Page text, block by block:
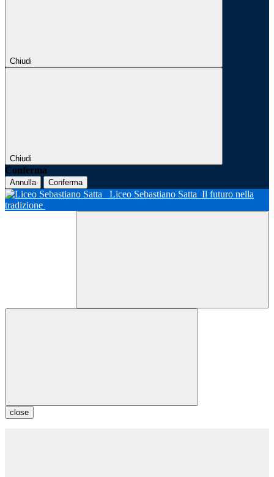
Chiudi
Chiudi
Conferma
Annulla Conferma
Liceo Sebastiano Satta Il futuro nella
tradizione
close